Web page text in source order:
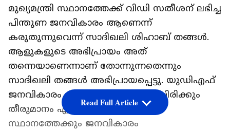
മുഖ്യമന്ത്രി സ്ഥാനത്തേക്ക് വിഡി സതീശന് ലഭിച്ച
പിന്തുണ ജനവികാരം ആണെന്ന്
കരുതുന്നുവെന്ന് സാദിഖലി ശിഹാബ് തങ്ങൾ.
ആളുകളുടെ അഭിപ്രായം അത്
തന്നെയാണെന്നാണ് തോന്നുന്നതെന്നും
സാദിഖലി തങ്ങൾ അഭിപ്രായപ്പെട്ടു. യുഡിഎഫ്
ജനവികാരം പരിഗണിച്ച് തന്നെയായിരിക്കും
തീരുമാനം എടുക്കുക. മുഖ്യമന്ത്രി
സ്ഥാനത്തേക്കും ജനവികാരം
Read Full Article